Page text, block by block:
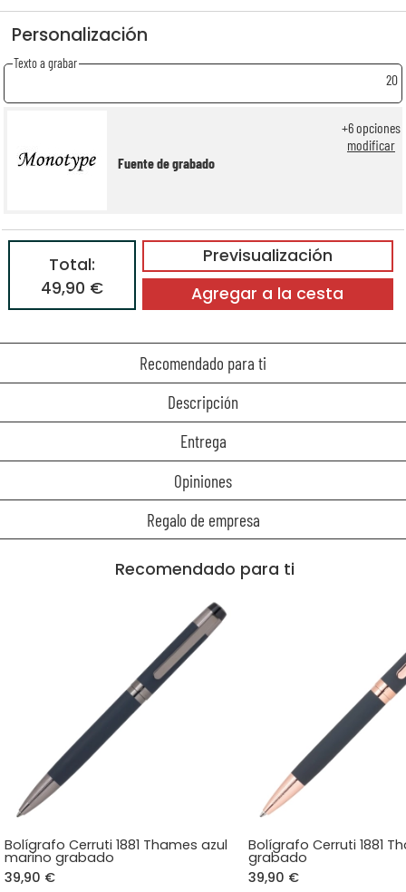
Personalización
Texto a grabar
20
Fuente de grabado
+6opciones
modificar
Previsualización
Total:
49,90 €
Agregar a la cesta
Recomendado para ti
Descripción
Entrega
Opiniones
Regalo de empresa
Recomendado para ti
Bolígrafo Cerruti 1881 Thames azul
marino grabado
39,90 €
Bolígrafo Cerruti 1881
grabado
39,90 €